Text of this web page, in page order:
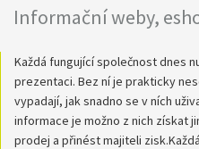
Informační weby,
Každá fungující společnost dnes
prezentaci. Bez ní je prakticky
vypadají, jak snadno se v ních
informace je možno z nich získat
prodej a přinést majiteli